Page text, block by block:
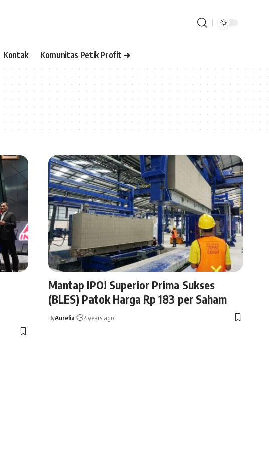
Kontak Komunitas Petik Profit ➜
Mantap IPO! Superior Prima Sukses
(BLES) Patok Harga Rp 183 per Saham
ByAurelia 2 years ago